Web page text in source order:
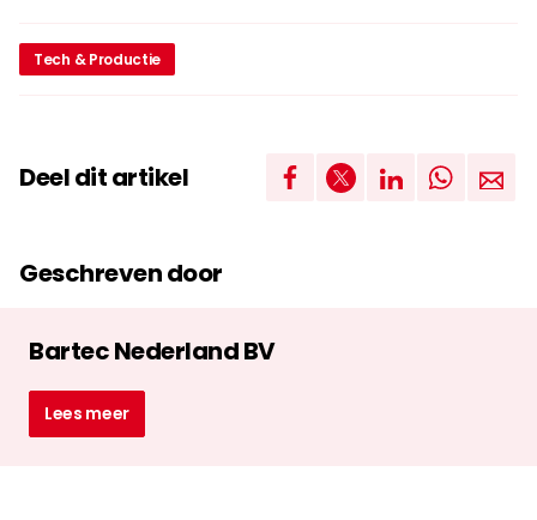
Tech & Productie
Deel dit artikel
Geschreven door
Bartec Nederland BV
Lees meer